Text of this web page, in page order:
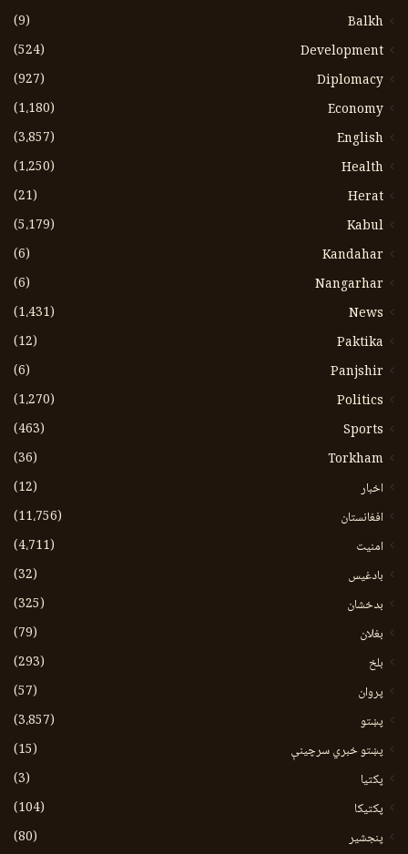
Balkh
(9)
Development
(524)
Diplomacy
(927)
Economy
(1،180)
English
(3،857)
Health
(1،250)
Herat
(21)
Kabul
(5،179)
Kandahar
(6)
Nangarhar
(6)
News
(1،431)
Paktika
(12)
Panjshir
(6)
Politics
(1،270)
Sports
(463)
Torkham
(36)
اخبار
(12)
افغانستان
(11،756)
امنیت
(4،711)
بادغیس
(32)
بدخشان
(325)
بغلان
(79)
بلخ
(293)
پروان
(57)
پښتو
(3،857)
پښتو خبري سرچينې
(15)
پکتيا
(3)
پکتیکا
(104)
پنجشیر
(80)